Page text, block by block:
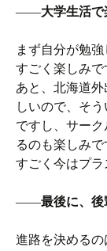
――大学生活で
まず自分が勉
すごく楽しみで
あと、北海道
しいので、そ
ですし、サー
るのも楽しみで
すごく今はプラ
――最後に、後
進路を決める